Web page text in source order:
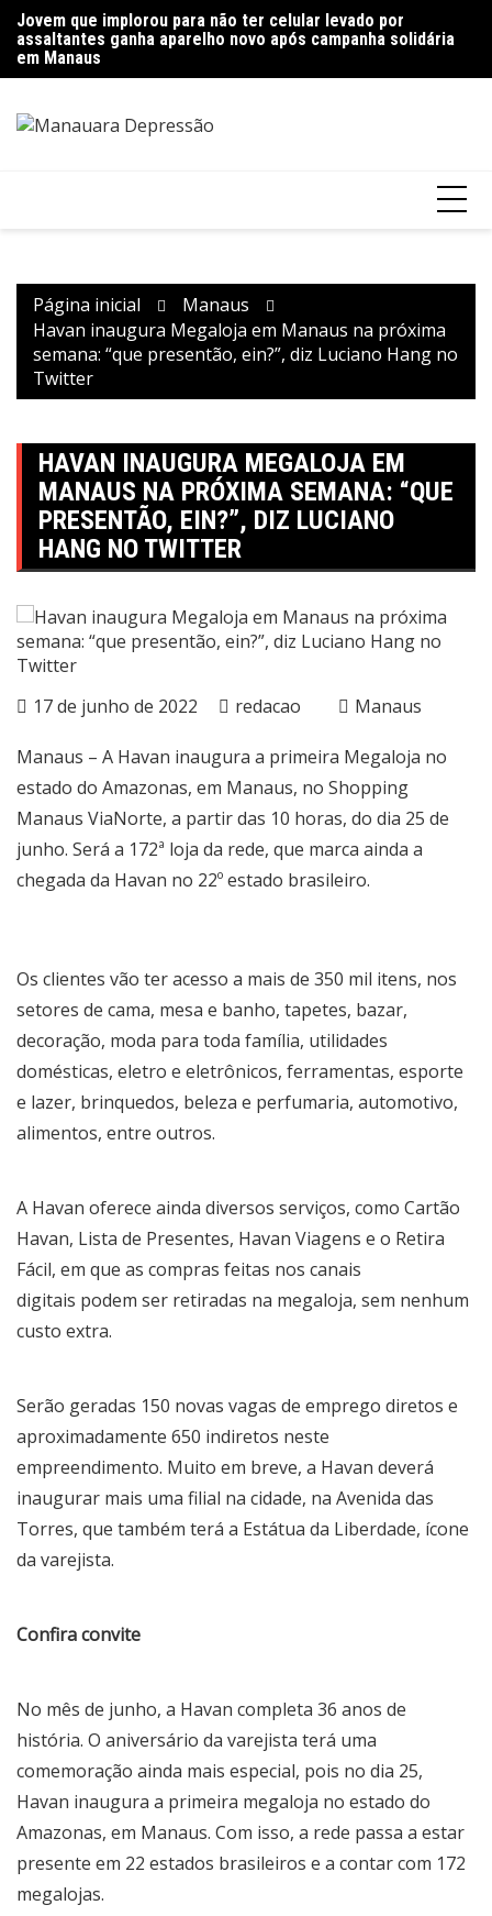
para
conteúdo
Jovem que implorou para não ter celular levado por
assaltantes ganha aparelho novo após campanha solidária
em Manaus
Polícia encontra mais de quinze quilos de entorpecentes
escondidos em imóvel abandonado em Manaus
Página inicial
Manaus
Havan inaugura Megaloja em Manaus na próxima
semana: “que presentão, ein?”, diz Luciano Hang no
Twitter
HAVAN INAUGURA MEGALOJA EM
MANAUS NA PRÓXIMA SEMANA: “QUE
PRESENTÃO, EIN?”, DIZ LUCIANO
HANG NO TWITTER
17 de junho de 2022 redacao Manaus
Manaus – A Havan inaugura a primeira Megaloja no
estado do Amazonas, em Manaus, no Shopping
Manaus ViaNorte, a partir das 10 horas, do dia 25 de
junho. Será a 172ª loja da rede, que marca ainda a
chegada da Havan no 22º estado brasileiro.
Os clientes vão ter acesso a mais de 350 mil itens, nos
setores de cama, mesa e banho, tapetes, bazar,
decoração, moda para toda família, utilidades
domésticas, eletro e eletrônicos, ferramentas, esporte
e lazer, brinquedos, beleza e perfumaria, automotivo,
alimentos, entre outros.
A Havan oferece ainda diversos serviços, como Cartão
Havan, Lista de Presentes, Havan Viagens e o Retira
Fácil, em que as compras feitas nos canais
digitais podem ser retiradas na megaloja, sem nenhum
custo extra.
Serão geradas 150 novas vagas de emprego diretos e
aproximadamente 650 indiretos neste
empreendimento. Muito em breve, a Havan deverá
inaugurar mais uma filial na cidade, na Avenida das
Torres, que também terá a Estátua da Liberdade, ícone
da varejista.
Confira convite
No mês de junho, a Havan completa 36 anos de
história. O aniversário da varejista terá uma
comemoração ainda mais especial, pois no dia 25,
Havan inaugura a primeira megaloja no estado do
Amazonas, em Manaus. Com isso, a rede passa a estar
presente em 22 estados brasileiros e a contar com 172
megalojas.